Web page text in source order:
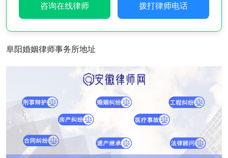
咨询在线律师 拨打律师电话
阜阳婚姻律师事务所地址